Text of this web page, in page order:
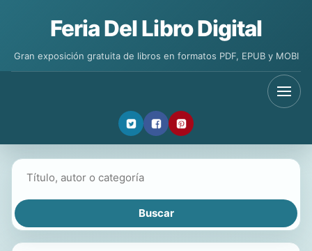
Feria Del Libro Digital
Gran exposición gratuita de libros en formatos PDF, EPUB y MOBI